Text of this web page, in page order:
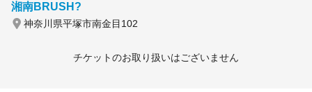
湘南BRUSH?
神奈川県平塚市南金目102
チケットのお取り扱いはございません